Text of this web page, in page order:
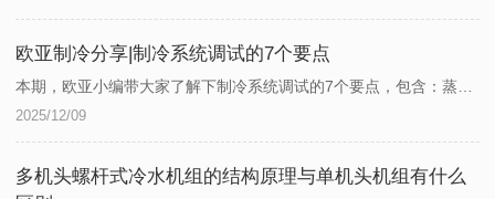
统调试的7个要点
本期，欧亚小编带大家了解下制冷系统调试的7个要点，包含：蒸发温度、冷凝温度、检验吸气温度、排气温度及过冷温度、校验自动保护元件的调定值等。一、调整蒸发温度1、根据冷间温度来确定蒸发温度 对于冷藏设备来说，冷间温度是指食品的冷藏温度；对于空调设备来说，冷间温度是指房间温度。制冷装置运行的.终目标，就是要达到用户所需求的...
组的结构原理与单机头机组有什么